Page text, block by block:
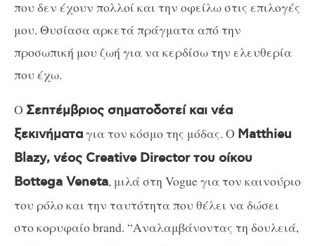
που δεν έχουν πολλοί και την οφείλω στις επιλογές
μου. Θυσίασα αρκετά πράγματα από την
προσωπική μου ζωή για να κερδίσω την ελευθερία
που έχω.
Ο Σεπτέμβριος σηματοδοτεί και νέα
ξεκινήματαγια τον κόσμο της μόδας. Ο Matthieu
Blazy, νέος Creative Directorτου οίκου
Bottega Veneta, μιλά στη Vogue για τον καινούριο
του ρόλο και την ταυτότητα που θέλει να δώσει
στο κορυφαίο brand. “Αναλαμβάνοντας τη δουλειά,